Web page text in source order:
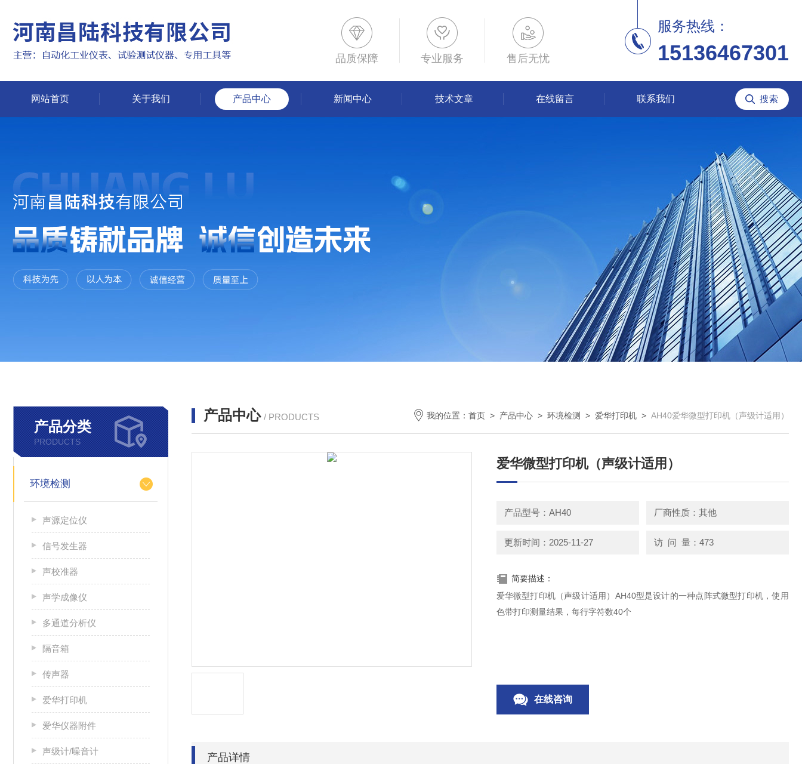
品质保障 专业服务 售后无忧
服务热线：
15136467301
网站首页 关于我们 产品中心 新闻中心 技术文章 在线留言 联系我们
产品分类
PRODUCTS
环境检测
声源定位仪
信号发生器
声校准器
声学成像仪
多通道分析仪
隔音箱
传声器
爱华打印机
爱华仪器附件
声级计/噪音计
产品中心 / PRODUCTS 我的位置： 首页 > 产品中心 > 环境检测 > 爱华打印机 > AH40爱华微型打印机（声级计适用）
爱华微型打印机（声级计适用）
产品型号：AH40 厂商性质：其他
更新时间：2025-11-27 访 问 量：473
简要描述：
爱华微型打印机（声级计适用）AH40型是设计的一种点阵式微型打印机，使用
色带打印测量结果，每行字符数40个
在线咨询
产品详情